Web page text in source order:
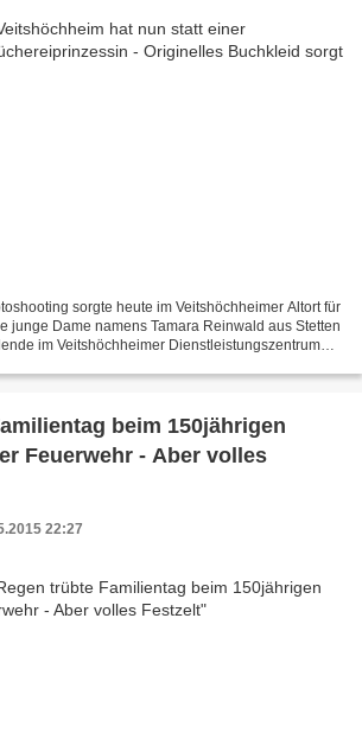
sorgte heute im Veitshöchheimer Altort für
junge Dame namens Tamara Reinwald aus Stetten
im Veitshöchheimer Dienstleistungszentrum
beim 150jährigen
Feuerwehr - Aber volles
22:27